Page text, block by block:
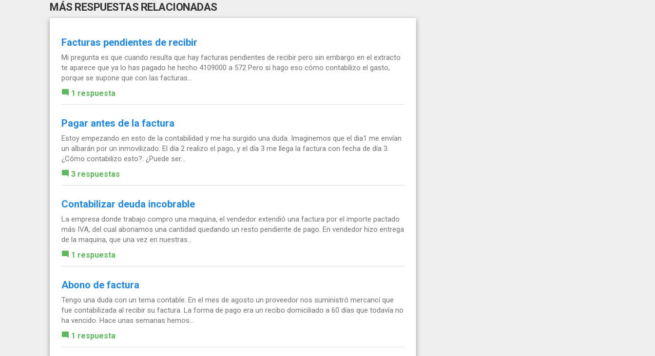
MÁS RESPUESTAS RELACIONADAS
Facturas pendientes de recibir
Mi pregunta es que cuando resulta que hay facturas pendientes de recibir pero sin embargo en el extracto
te aparece que ya lo has pagado he hecho 4109000 a 572 Pero si hago eso cómo contabilizo el gasto,
porque se supone que con las facturas...
1 respuesta
Pagar antes de la factura
Estoy empezando en esto de la contabilidad y me ha surgido una duda. Imaginemos que el dia1 me envían
un albarán por un inmovilizado. El día 2 realizo el pago, y el día 3 me llega la factura con fecha de día 3.
¿Cómo contabilizo esto?. ¿Puede ser...
3 respuestas
Contabilizar deuda incobrable
La empresa donde trabajo compro una maquina, el vendedor extendió una factura por el importe pactado
más IVA, del cual abonamos una cantidad quedando un resto pendiente de pago. En vendedor hizo entrega
de la maquina, que una vez en nuestras...
1 respuesta
Abono de factura
Tengo una duda con un tema contable. En el mes de agosto un proveedor nos suministró mercancí que
fue contabilizada al recibir su factura. La forma de pago era un recibo domiciliado a 60 días que todavía no
ha vencido. Hace unas semanas hemos...
1 respuesta